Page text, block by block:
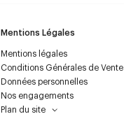
Mentions Légales
Mentions légales
Conditions Générales de Vente
Données personnelles
Nos engagements
Plan du site